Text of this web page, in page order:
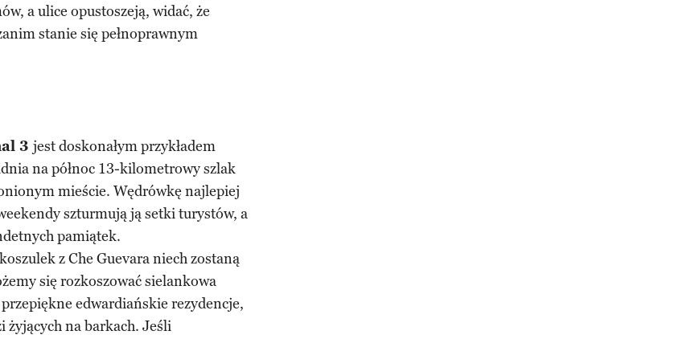
a ulice opustoszeją, widać, że
stanie się pełnoprawnym
3 jest doskonałym przykładem
na północ 13-kilometrowy szlak
mieście. Wędrówkę najlepiej
szturmują ją setki turystów, a
pamiątek.
z Che Guevara niech zostaną
się rozkoszować sielankowa
edwardiańskie rezydencje,
żyjących na barkach. Jeśli